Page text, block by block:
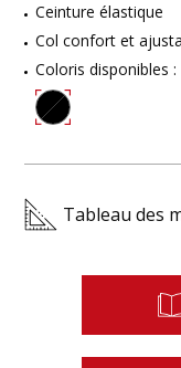
Ceinture élastique
Col confort et
Coloris disponibles :
Tableau des